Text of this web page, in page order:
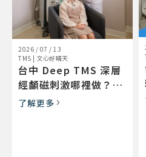
2026 / 07 / 13
TMS | 文心好晴天
台中 Deep TMS 深層
經顱磁刺激哪裡做？文
心好晴天
了解更多